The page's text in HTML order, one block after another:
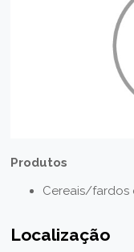
Produtos
Cereais/fardos
Localização